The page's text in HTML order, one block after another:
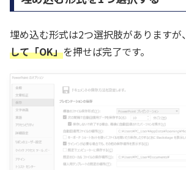
埋め込む形式は2つ選択肢がありますが、
して「OK」を押せば完了です。